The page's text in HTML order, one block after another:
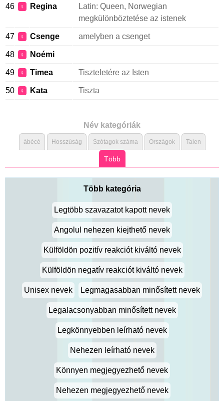
46 ♀ Regina
Latin: Queen, Norwegian
megkülönböztetése az istenek
47 ♀ Csenge amelyben a csenget
48 ♀ Noémi
49 ♀ Timea Tiszteletére az Isten
50 ♀ Kata Tiszta
Név kategóriák
ábécé Hosszúság Szótagok száma Országok Talen
Több
Több kategória
Legtöbb szavazatot kapott nevek
Angolul nehezen kiejthető nevek
Külföldön pozitív reakciót kiváltó nevek
Külföldön negatív reakciót kiváltó nevek
Unisex nevek Legmagasabban minősített nevek
Legalacsonyabban minősített nevek
Legkönnyebben leírható nevek
Nehezen leírható nevek
Könnyen megjegyezhető nevek
Nehezen megjegyezhető nevek